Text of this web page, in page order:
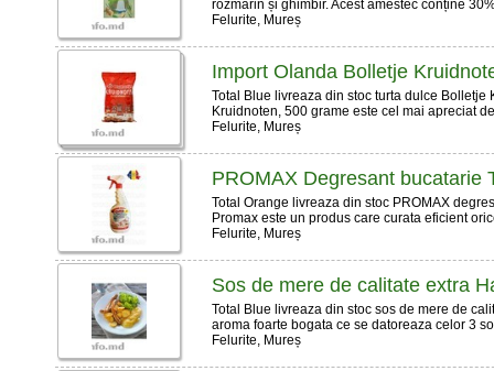
rozmarin și ghimbir. Acest amestec conține
Felurite, Mureș
Import Olanda Bolletje
Total Blue livreaza din stoc turta dulce
Kruidnoten, 500 grame este cel mai apreciat
Felurite, Mureș
PROMAX Degresant bucatarie
Total Orange livreaza din stoc PROMAX
Promax este un produs care curata eficient
Felurite, Mureș
Sos de mere de calitate extra
Total Blue livreaza din stoc sos de mere de
aroma foarte bogata ce se datoreaza celor 3
Felurite, Mureș